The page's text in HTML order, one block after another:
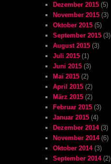
Dezember 2015 (5)
November 2015 (3)
Oktober 2015 (5)
September 2015 (3)
August 2015 (3)
Juli 2015 (1)
Juni 2015 (3)
Mai 2015 (2)
April 2015 (2)
März 2015 (2)
Februar 2015 (3)
Januar 2015 (4)
Dezember 2014(3)
November 2014(6)
Oktober 2014(3)
September 2014(2)